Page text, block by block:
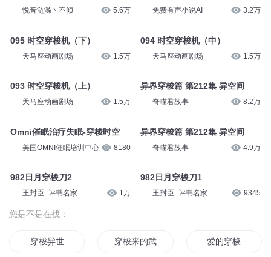
悦音涟漪丶不倾 5.6万
095 时空穿梭机（下）
天马座动画剧场 1.5万
093 时空穿梭机（上）
天马座动画剧场 1.5万
Omni催眠治疗失眠-穿梭时空
美国OMNI催眠培训中心 8180
982日月穿梭刀2
王封臣_评书名家 1万
免费有声小说AI 3.2万
094 时空穿梭机（中）
天马座动画剧场 1.5万
异界穿梭篇 第212集 异空间
奇喵君故事 8.2万
异界穿梭篇 第212集 异空间
奇喵君故事 4.9万
982日月穿梭刀1
王封臣_评书名家 9345
您是不是在找：
穿梭异世 穿梭来的武圣 爱的穿梭